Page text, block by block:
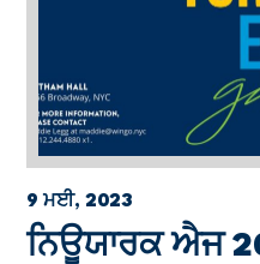
9 ਮਈ, 2023
ਨਿਊਯਾਰਕ ਐਜ